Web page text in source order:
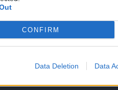
CONFIRM
Data Deletion Data
mit ihrer komplette
Forderung